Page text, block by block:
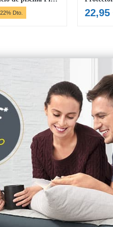
€.
€.
22% Dto. 22,95